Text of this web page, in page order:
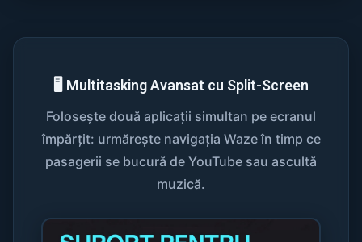
🖥️ Multitasking Avansat cu Split-Screen
Folosește două aplicații simultan pe ecranul
împărțit: urmărește navigația Waze în timp ce
pasagerii se bucură de YouTube sau ascultă
muzică.